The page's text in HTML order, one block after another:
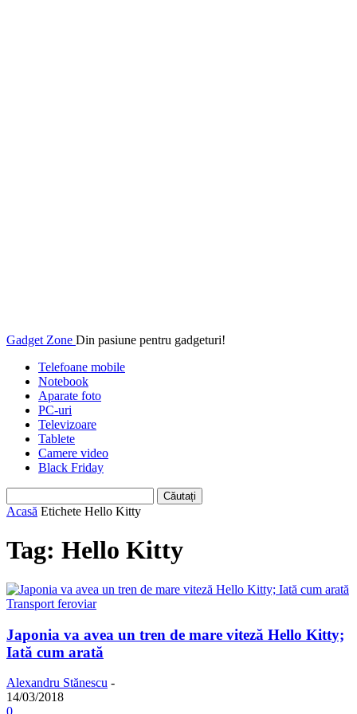
Gadget Zone Din pasiune pentru gadgeturi!
Telefoane mobile
Notebook
Aparate foto
PC-uri
Televizoare
Tablete
Camere video
Black Friday
Acasă Etichete Hello Kitty
Tag: Hello Kitty
Transport feroviar
Japonia va avea un tren de mare viteză Hello Kitty;
Iată cum arată
Alexandru Stănescu -
14/03/2018